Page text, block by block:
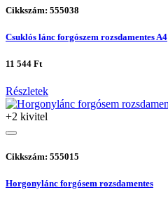
Cikkszám: 555038
Csuklós lánc forgószem rozsdamentes A4
11 544 Ft
Részletek
+2 kivitel
Cikkszám: 555015
Horgonylánc forgósem rozsdamentes